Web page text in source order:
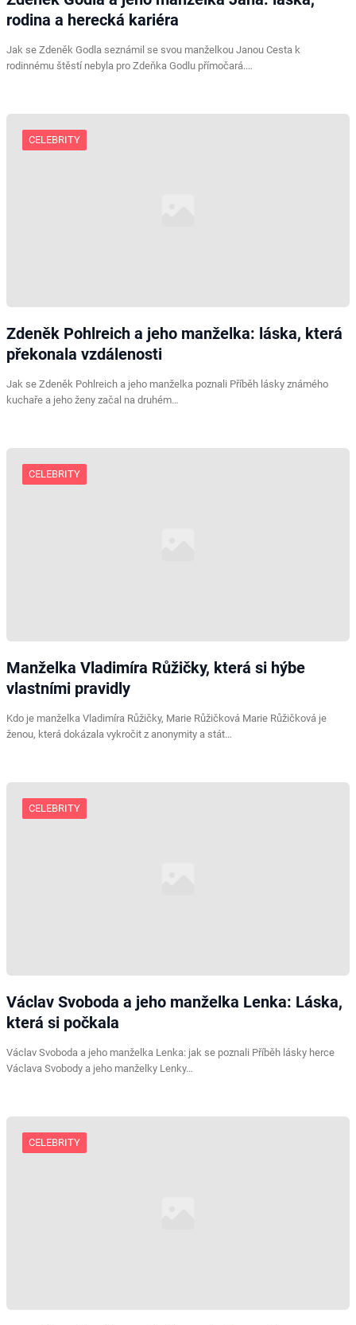
rodina a herecká kariéra
Jak se Zdeněk Godla seznámil se svou manželkou Janou Cesta k
rodinnému štěstí nebyla pro Zdeňka Godlu přímočará.…
CELEBRITY
Zdeněk Pohlreich a jeho manželka: láska, která
překonala vzdálenosti
Jak se Zdeněk Pohlreich a jeho manželka poznali Příběh lásky známého
kuchaře a jeho ženy začal na druhém…
CELEBRITY
Manželka Vladimíra Růžičky, která si hýbe
vlastními pravidly
Kdo je manželka Vladimíra Růžičky, Marie Růžičková Marie Růžičková je
ženou, která dokázala vykročit z anonymity a stát…
CELEBRITY
Václav Svoboda a jeho manželka Lenka: Láska,
která si počkala
Václav Svoboda a jeho manželka Lenka: jak se poznali Příběh lásky herce
Václava Svobody a jeho manželky Lenky…
CELEBRITY